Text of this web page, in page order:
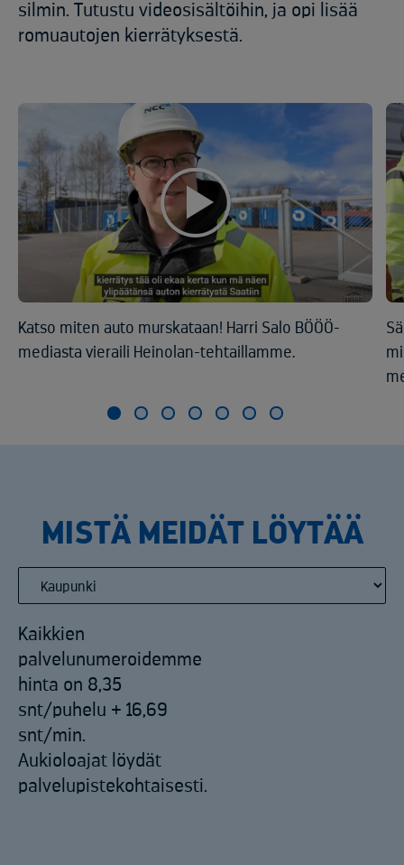
silmin. Tutustu videosisältöihin, ja opi lisää
romuautojen kierrätyksestä.
Katso miten auto murskataan! Harri Salo BÖÖÖ-
mediasta vieraili Heinolan-tehtaillamme.
MISTÄ MEIDÄT LÖYTÄÄ
Kaikkien
palvelunumeroidemme
hinta on 8,35
snt/puhelu + 16,69
snt/min.
Aukioloajat löydät
palvelupistekohtaisesti.